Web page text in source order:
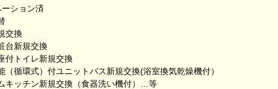
ション済
新規貼替
規交換
粧台新規交換
付トイレ新規交換
（循環式）付ユニットバス新規交換(浴室換気乾燥機付）
キッチン新規交換（食器洗い機付）…等